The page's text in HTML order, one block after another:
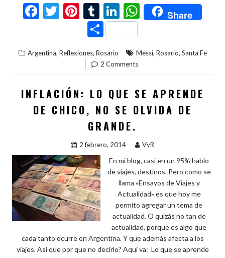
F
b
o
o
k
T
er
Pi
nt
er
es
t
T
u
m
bl
r
Li
n
ke
dI
n
W
h
s
A
p
p
Share
C
o
m
p
ar
ti
r
Argentina, Reflexiones, Rosario Messi, Rosario, Santa Fe
2 Comments
INFLACIÓN: LO QUE SE APRENDE
DE CHICO, NO SE OLVIDA DE
GRANDE.
2 febrero, 2014 VyR
En mi blog, casi en un 95% hablo
de viajes, destinos. Pero como se
llama «Ensayos de Viajes y
Actualidad» es que hoy me
permito agregar un tema de
actualidad. O quizás no tan de
actualidad, porque es algo que
cada tanto ocurre en Argentina. Y que además afecta a los
viajes. Así que por que no decirlo? Aquí va: Lo que se aprende